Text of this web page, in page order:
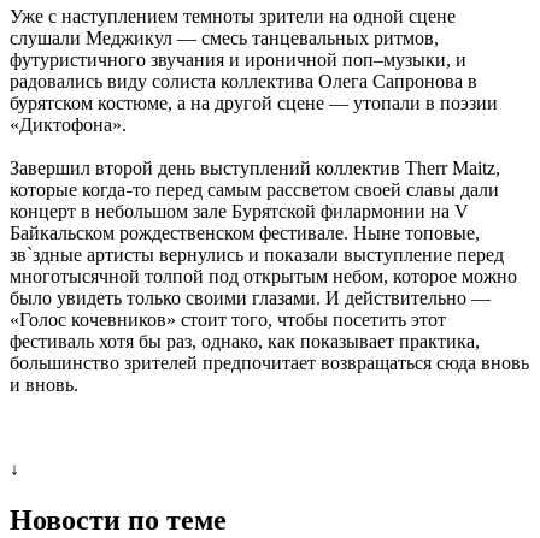
Уже с наступлением темноты зрители на одной сцене
слушали Меджикул — смесь танцевальных ритмов,
футуристичного звучания и ироничной поп–музыки, и
радовались виду солиста коллектива Олега Сапронова в
бурятском костюме, а на другой сцене — утопали в поэзии
«Диктофона».
Завершил второй день выступлений коллектив Therr Maitz,
которые когда–то перед самым рассветом своей славы дали
концерт в небольшом зале Бурятской филармонии на V
Байкальском рождественском фестивале. Ныне топовые,
зв`здные артисты вернулись и показали выступление перед
многотысячной толпой под открытым небом, которое можно
было увидеть только своими глазами. И действительно —
«Голос кочевников» стоит того, чтобы посетить этот
фестиваль хотя бы раз, однако, как показывает практика,
большинство зрителей предпочитает возвращаться сюда вновь
и вновь.
↓
Новости по теме